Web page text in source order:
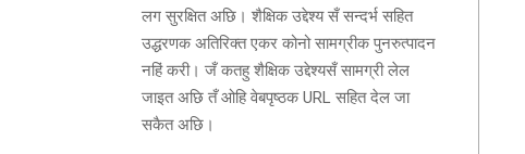
लग सुरक्षित अछि। शैक्षिक उद्देश्य सँ सन्दर्भ सहित
उद्धरणक अतिरिक्त एकर कोनो सामग्रीक पुनरुत्पादन
नहिं करी। जँ कतहु शैक्षिक उद्देश्यसँ सामग्री लेल
जाइत अछि तँ ओहि वेबपृष्ठक URL सहित देल जा
सकैत अछि।